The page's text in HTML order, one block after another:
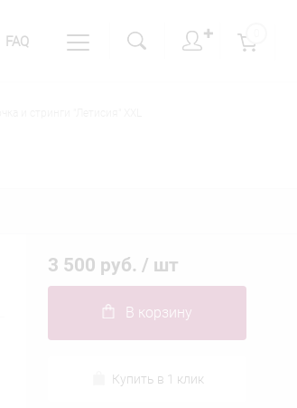
FAQ
✚
3 500 руб. / шт
В корзину
Купить в 1 клик